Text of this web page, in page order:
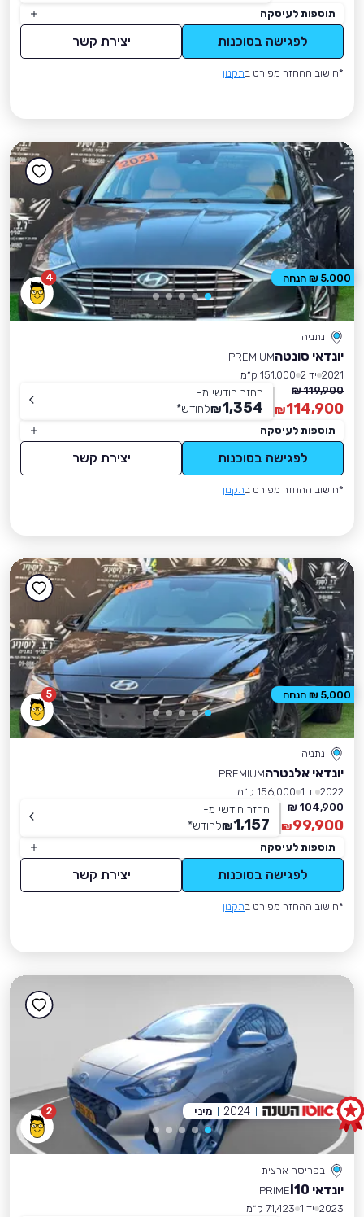
תוספות לעיסקה
לפגישה בסוכנות יצירת קשר
*חישוב ההחזר מפורט בתקנון
4
נתניה
יונדאי סונטהPREMIUM
2021 יד 2
151,000 ק״מ
119,900 ₪
114,900
₪
החזר חודשי מ-
1,354
₪לחודש*
תוספות לעיסקה
לפגישה בסוכנות יצירת קשר
*חישוב ההחזר מפורט בתקנון
5,000 ₪ הנחה
5
נתניה
יונדאי אלנטרהPREMIUM
2022 יד 1
156,000 ק״מ
104,900 ₪
99,900
₪
החזר חודשי מ-
1,157
₪לחודש*
תוספות לעיסקה
לפגישה בסוכנות יצירת קשר
*חישוב ההחזר מפורט בתקנון
5,000 ₪ הנחה
2
בפריסה ארצית
יונדאי I10
PRIME
2023 יד 1
71,423 ק״מ
2024 מיני